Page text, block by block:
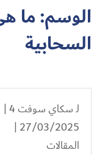
الوسم:ما
السحابية
لـسكاي سوفت 4
|
27/03/2025 |
المقالات